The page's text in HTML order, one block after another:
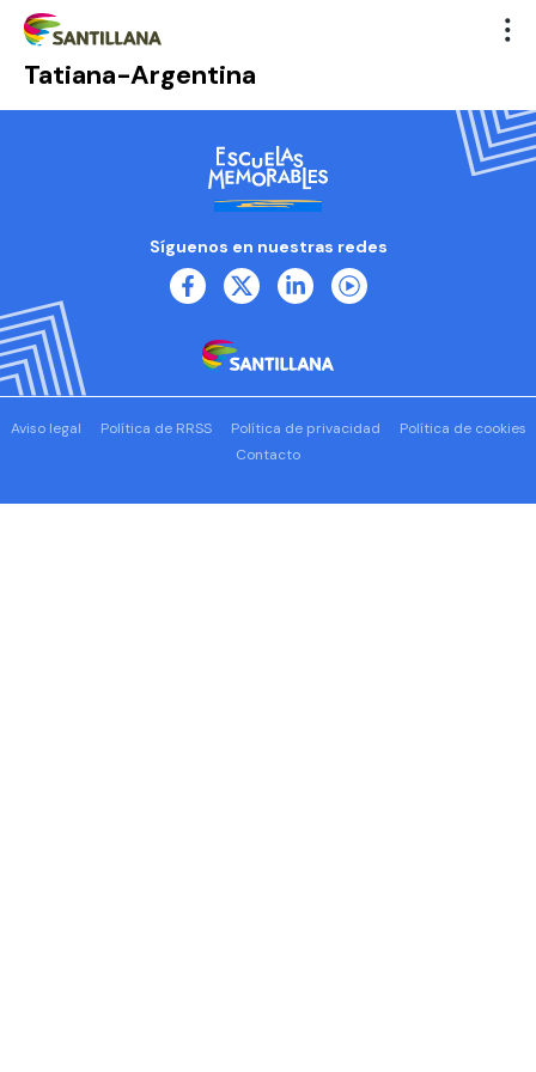
Tatiana-Argentina
Síguenos en nuestras redes
Aviso legal Política de RRSS Política de privacidad
Política de cookies
Contacto